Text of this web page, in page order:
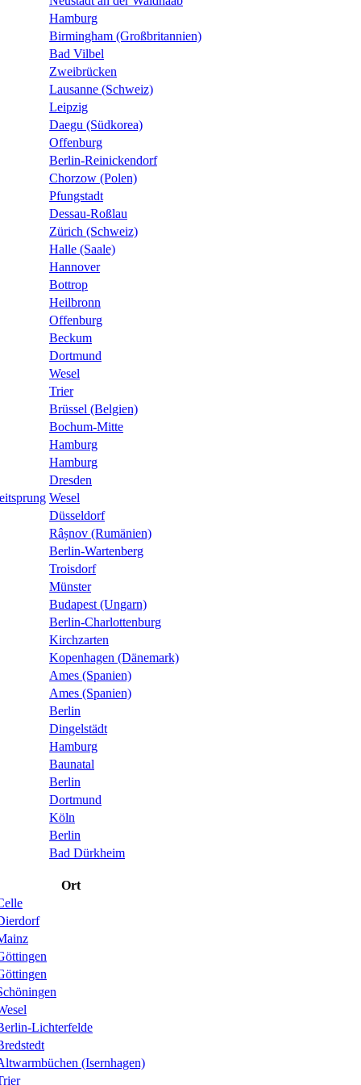
Hamburg
Birmingham (Großbritannien)
Bad Vilbel
Zweibrücken
Lausanne (Schweiz)
Leipzig
Daegu (Südkorea)
Offenburg
Berlin-Reinickendorf
Chorzow (Polen)
Pfungstadt
Dessau-Roßlau
Zürich (Schweiz)
Halle (Saale)
Hannover
Bottrop
Heilbronn
Offenburg
Beckum
Dortmund
Wesel
Trier
Brüssel (Belgien)
Bochum-Mitte
Hamburg
Hamburg
Dresden
Wesel
Düsseldorf
Râșnov (Rumänien)
Berlin-Wartenberg
Troisdorf
Münster
Budapest (Ungarn)
Berlin-Charlottenburg
Kirchzarten
Kopenhagen (Dänemark)
Ames (Spanien)
Ames (Spanien)
Berlin
Dingelstädt
Hamburg
Baunatal
Berlin
Dortmund
Köln
Berlin
Bad Dürkheim
Ort
Lichterfelde
(Isernhagen)